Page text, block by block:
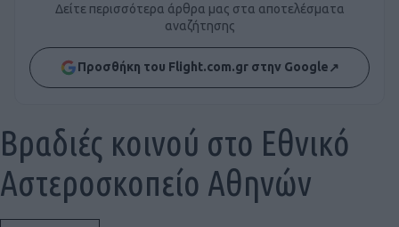
Δείτε περισσότερα άρθρα μας στα αποτελέσματα
αναζήτησης
Προσθήκη του Flight.com.gr στην Google↗
Βραδιές κοινού στο Εθνικό
Αστεροσκοπείο Αθηνών